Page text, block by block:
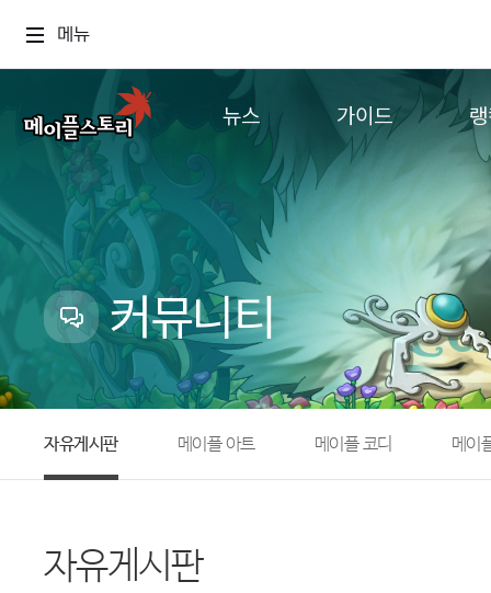
메뉴
뉴스
업데이트
이벤트
캐시샵 공지
메이플 알림판
with maple
가이드
추가정보
컨텐
커뮤니티
자유게시판 메이플 아트 메이플 코디 메이
자유게시판